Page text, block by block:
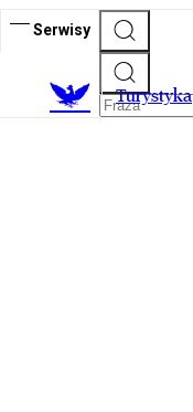
Serwisy
Turystyka